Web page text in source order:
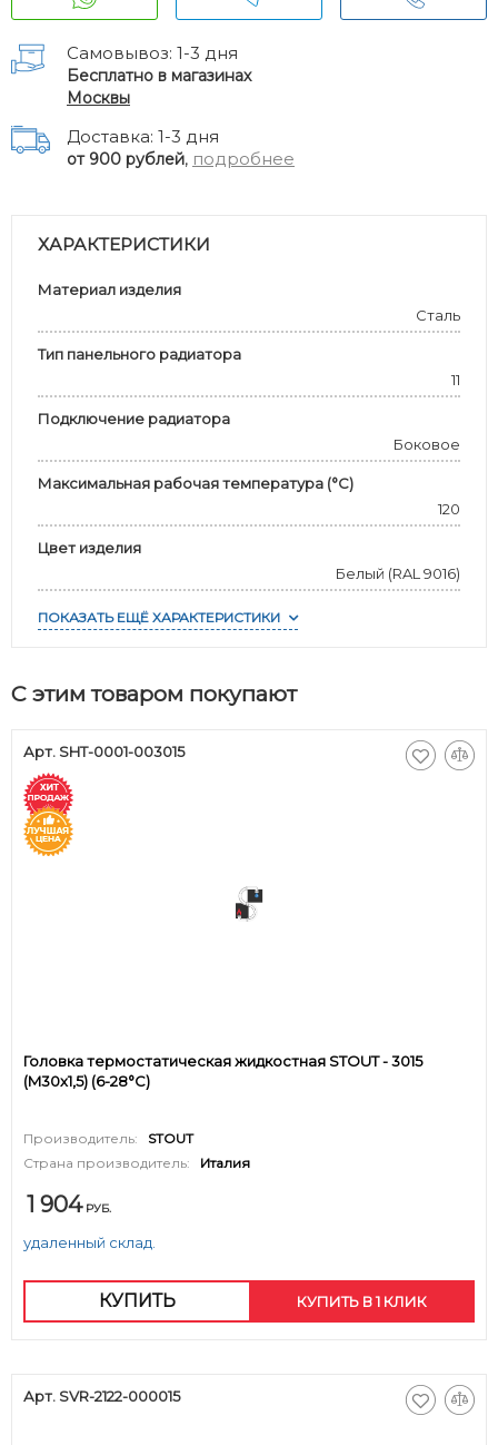
Самовывоз: 1-3 дня
Бесплатно в магазинах
Москвы
Доставка: 1-3 дня
от 900 рублей, подробнее
ХАРАКТЕРИСТИКИ
Материал изделия
Сталь
Тип панельного радиатора
11
Подключение радиатора
Боковое
Максимальная рабочая температура (°С)
120
Цвет изделия
Белый (RAL 9016)
ПОКАЗАТЬ ЕЩЁ ХАРАКТЕРИСТИКИ
С этим товаром покупают
Арт. SHT-0001-003015
Головка термостатическая жидкостная STOUT - 3015
(M30x1,5) (6-28°C)
Производитель:
STOUT
Страна производитель:
Италия
1 904 РУБ.
удаленный склад.
КУПИТЬ КУПИТЬ В 1 КЛИК
Арт. SVR-2122-000015